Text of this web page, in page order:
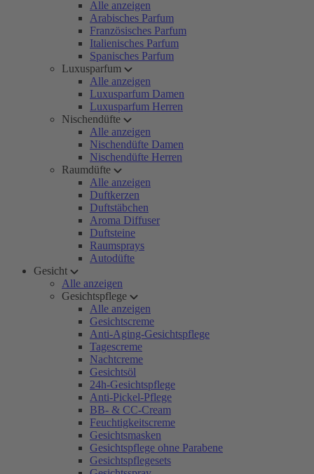
Alle anzeigen
Arabisches Parfum
Französisches Parfum
Italienisches Parfum
Spanisches Parfum
Luxusparfum
Alle anzeigen
Luxusparfum Damen
Luxusparfum Herren
Nischendüfte
Alle anzeigen
Nischendüfte Damen
Nischendüfte Herren
Raumdüfte
Alle anzeigen
Duftkerzen
Duftstäbchen
Aroma Diffuser
Duftsteine
Raumsprays
Autodüfte
Gesicht
Alle anzeigen
Gesichtspflege
Alle anzeigen
Gesichtscreme
Anti-Aging-Gesichtspflege
Tagescreme
Nachtcreme
Gesichtsöl
24h-Gesichtspflege
Anti-Pickel-Pflege
BB- & CC-Cream
Feuchtigkeitscreme
Gesichtsmasken
Gesichtspflege ohne Parabene
Gesichtspflegesets